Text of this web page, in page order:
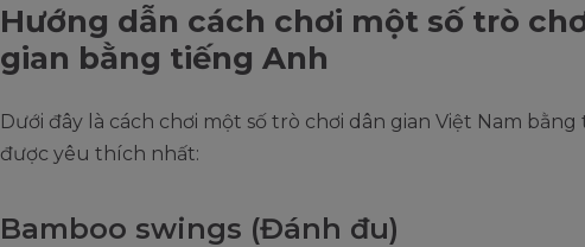
Hướng dẫn cách chơi một số trò
gian bằng tiếng Anh
Dưới đây là cách chơi một số trò chơi dân gian Việt Nam bằng
được yêu thích nhất:
Bamboo swings (Đánh đu)